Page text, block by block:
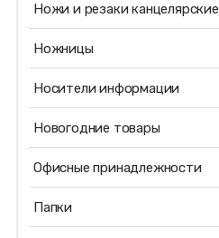
Ножи и резаки канцелярские
Ножницы
Носители информации
Новогодние товары
Офисные принадлежности
Папки